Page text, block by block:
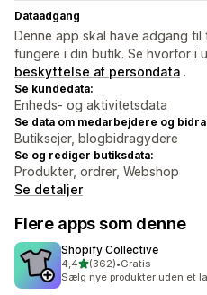
Dataadgang
Denne app skal have adgang
fungere i din butik. Se hvorfor i
beskyttelse af persondata .
Se kundedata:
Enheds- og aktivitetsdata
Se data om medarbejdere og
Butiksejer, blogbidragydere
Se og rediger butiksdata:
Produkter, ordrer, Webshop
Se detaljer
Flere apps som denne
Shopify Collective
4,4ud af 5 stjerner
(362)
362 anmeldelser i alt
•Gratis
Sælg nye produkter uden et